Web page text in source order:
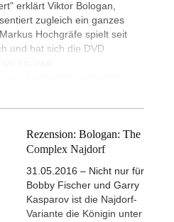
erklärt Viktor Bologan,
zugleich ein ganzes
Hochgräfe spielt seit
und hat sich die DVD
Rezension: Bologan: The
Complex Najdorf
31.05.2016 – Nicht nur für
Bobby Fischer und Garry
Kasparov ist die Najdorf-
Variante die Königin unter